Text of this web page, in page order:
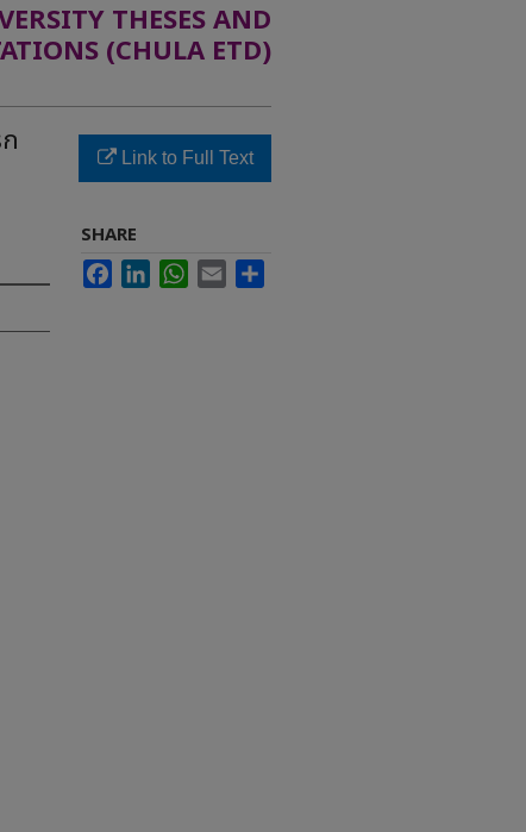
THESES AND
(CHULA ETD)
Link to Full Text
SHARE
FacebookLinkedInWhatsApp
Email